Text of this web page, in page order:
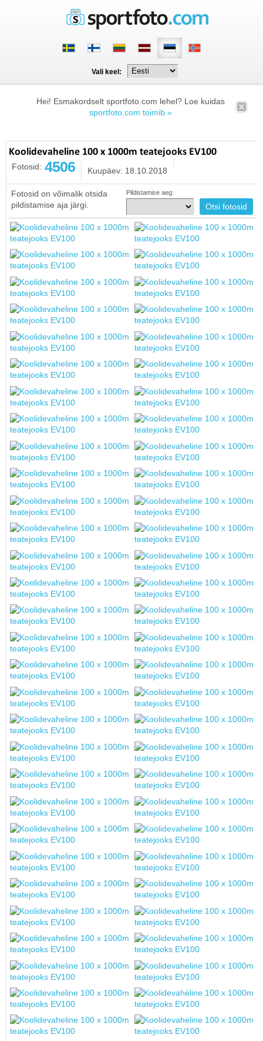
Vali keel:
Hei! Esmakordselt sportfoto.com lehel? Loe kuidas
sportfoto.com toimib »
Koolidevaheline 100 x 1000m teatejooks EV100
Fotosid: 4506 Kuupäev: 18.10.2018
Fotosid on võimalik otsida
pildistamise aja järgi.
Pildistamise aeg: